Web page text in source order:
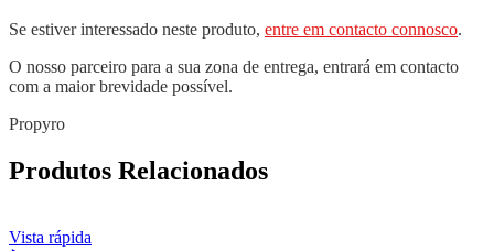
Se estiver interessado neste produto, entre em contacto connosco.
O nosso parceiro para a sua zona de entrega, entrará em contacto
com a maior brevidade possível.
Propyro
Produtos Relacionados
Vista rápida